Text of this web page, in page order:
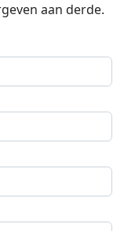
aan derde.